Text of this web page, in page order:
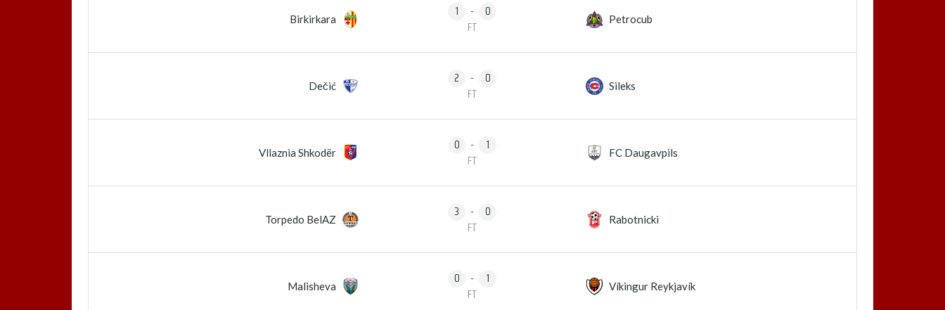
Birkirkara 1 -
0
FT
Petrocub
Dečić 2 -
0
FT
Sileks
Vllaznia Shkodër 0 -
1
FT
FC Daugavpils
Torpedo BelAZ 3 -
0
FT
Rabotnicki
Malisheva 0 -
1
FT
Víkingur Reykjavík